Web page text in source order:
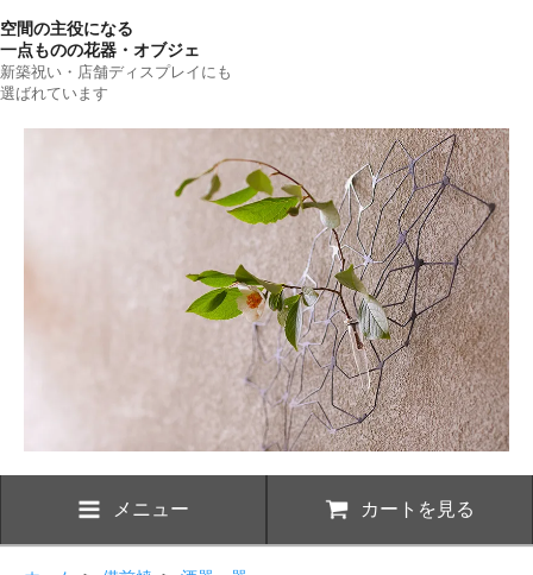
空間の主役になる
一点ものの花器・オブジェ
新築祝い・店舗ディスプレイにも
選ばれています
メニュー カートを見る